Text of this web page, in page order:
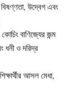
উদ্বেগ এবং
বাণিজ্যের জন্ম
ধনী ও দরিদ্র
আসল মেধা,